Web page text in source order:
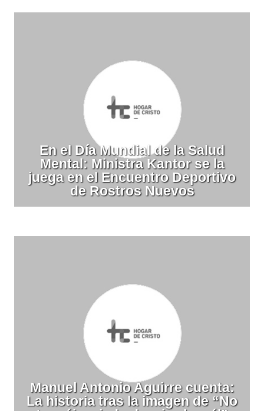
En el Día Mundial de la Salud
Mental: Ministra Kantor se la
juega en el Encuentro Deportivo
de Rostros Nuevos
Manuel Antonio Aguirre cuenta:
La historia tras la imagen de “No